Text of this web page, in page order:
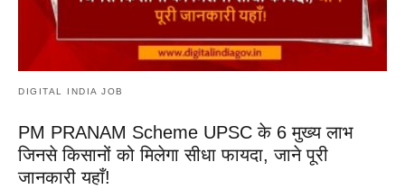
DIGITAL INDIA JOB
PM PRANAM Scheme UPSC के 6 मुख्य लाभ
जिनसे किसानों को मिलेगा सीधा फायदा, जाने पूरी
जानकारी यहाँ!